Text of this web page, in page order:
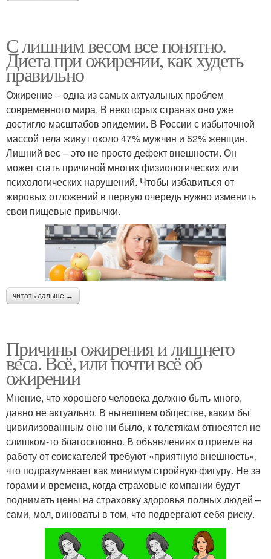
С лишним весом все понятно.
Диета при ожирении, как худеть
правильно
Ожирение – одна из самых актуальных проблем
современного мира. В некоторых странах оно уже
достигло масштабов эпидемии. В России с избыточной
массой тела живут около 47% мужчин и 52% женщин.
Лишний вес – это не просто дефект внешности. Он
может стать причиной многих физиологических или
психологических нарушений. Чтобы избавиться от
жировых отложений в первую очередь нужно изменить
свои пищевые привычки.
читать дальше →
Причины ожирения и лишнего
веса. Всё, или почти всё об
ожирении
Мнение, что хорошего человека должно быть много,
давно не актуально. В нынешнем обществе, каким бы
цивилизованным оно ни было, к толстякам относятся не
слишком-то благосклонно. В объявлениях о приеме на
работу от соискателей требуют «приятную внешность»,
что подразумевает как минимум стройную фигуру. Не за
горами и времена, когда страховые компании будут
поднимать цены на страховку здоровья полных людей –
сами, мол, виноваты в том, что подвергают себя риску.